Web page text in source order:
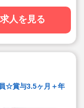
能です◎
ど、将来の備えにな
ペースを大事にした
える風土の当法人。
タッフが日々丁寧にフ
求人を見る
☆賞与3.5ヶ月＋年